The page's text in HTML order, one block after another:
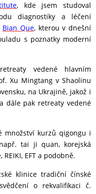
, kde jsem studoval
diagnostiky a léčení
Bian Que, kterou v dnešní
s poznatky moderní
vedené hlavním
Xu Mingtang v Shaolinu
na Ukrajině, jakož i
dále pak retreaty vedené
množství kurzů qigongu i
tai ji quan, korejská
EFT a podobně.
klinice tradiční čínské
o rekvalifikaci č.